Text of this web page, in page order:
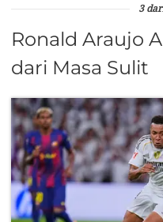
3
Ronald Araujo
dari Masa Sulit